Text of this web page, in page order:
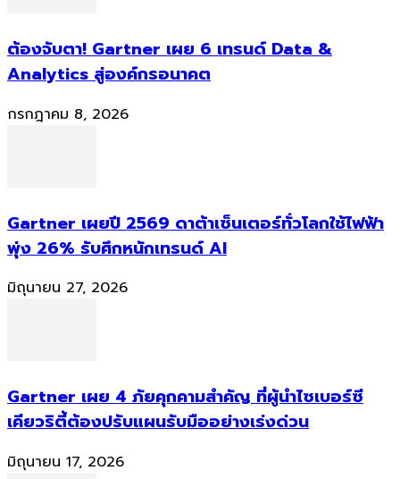
ต้องจับตา! Gartner เผย 6 เทรนด์ Data &
Analytics สู่องค์กรอนาคต
กรกฎาคม 8, 2026
Gartner เผยปี 2569 ดาต้าเซ็นเตอร์ทั่วโลกใช้ไฟฟ้า
พุ่ง 26% รับศึกหนักเทรนด์ AI
มิถุนายน 27, 2026
Gartner เผย 4 ภัยคุกคามสำคัญ ที่ผู้นำไซเบอร์ซี
เคียวริตี้ต้องปรับแผนรับมืออย่างเร่งด่วน
มิถุนายน 17, 2026